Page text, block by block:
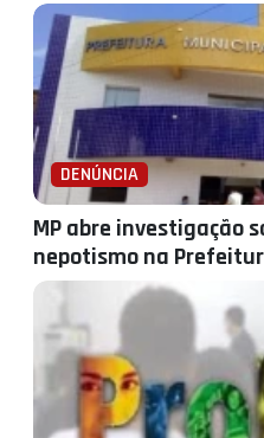
DENÚNCIA
MP abre investigação
nepotismo na